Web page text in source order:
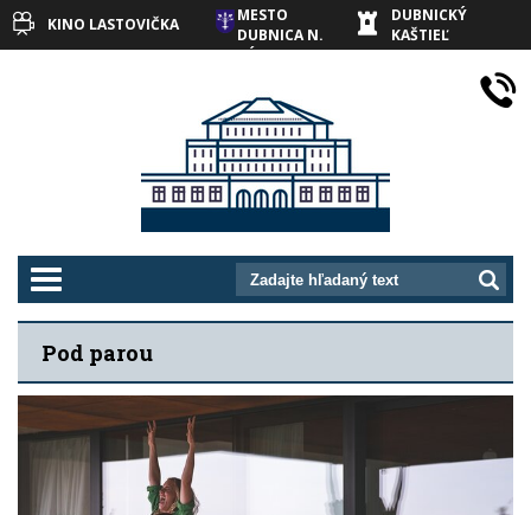
KINO LASTOVIČKA
MESTO
DUBNICA N.
VÁHOM
DUBNICKÝ
KAŠTIEĽ
prepnut_navigaciu
Pod parou